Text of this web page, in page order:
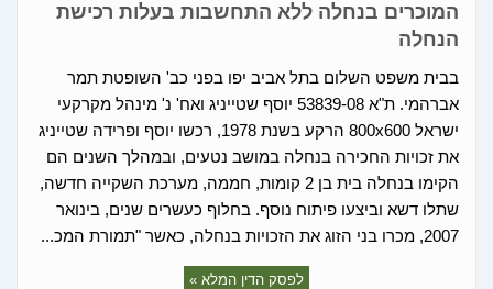
המוכרים בנחלה ללא התחשבות בעלות רכישת
הנחלה
בבית משפט השלום בתל אביב יפו בפני כב' השופטת תמר
אברהמי. ת"א 53839-08 יוסף שטייניג ואח' נ' מינהל מקרקעי
ישראל 800x600 הרקע בשנת 1978, רכשו יוסף ופרידה שטייניג
את זכויות החכירה בנחלה במושב נטעים, ובמהלך השנים הם
הקימו בנחלה בית בן 2 קומות, חממה, מערכת השקייה חדשה,
שתלו דשא וביצעו פיתוח נוסף. בחלוף כעשרים שנים, בינואר
2007, מכרו בני הזוג את הזכויות בנחלה, כאשר "תמורת המכ...
לפסק הדין המלא »